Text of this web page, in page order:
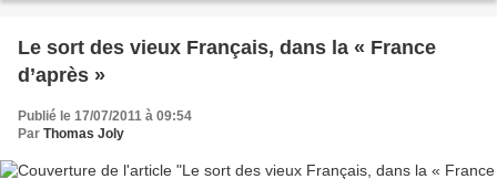
Le sort des vieux Français, dans la « France
d’après »
Publié le 17/07/2011 à 09:54
Par Thomas Joly